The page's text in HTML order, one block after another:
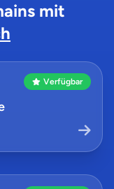
mit
Verfügbar